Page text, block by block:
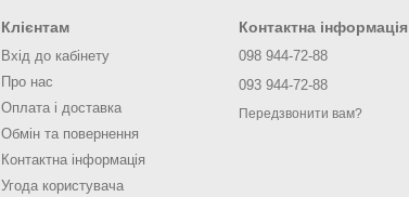
Клієнтам
Вхід до кабінету
Про нас
Оплата і доставка
Обмін та повернення
Контактна інформація
Угода користувача
Контактна інформація
098 944-72-88
093 944-72-88
Передзвонити вам?